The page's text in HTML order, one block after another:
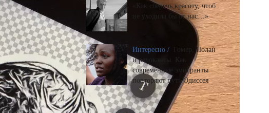
«Как сберечь красоту, чтоб
не уходила бы от нас…»
Интересно /
Гомер, Нолан
и релоканты. Как
современные эмигранты
повторяют путь Одиссея